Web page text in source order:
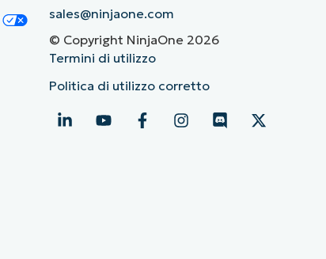
sales@ninjaone.com
© Copyright NinjaOne 2026
Termini di utilizzo
Politica di utilizzo corretto